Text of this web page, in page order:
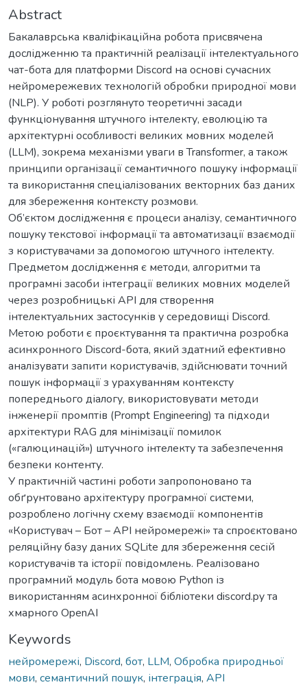
Abstract
Бакалаврська кваліфікаційна робота присвячена
дослідженню та практичній реалізації інтелектуального
чат-бота для платформи Discord на основі сучасних
нейромережевих технологій обробки природної мови
(NLP). У роботі розглянуто теоретичні засади
функціонування штучного інтелекту, еволюцію та
архітектурні особливості великих мовних моделей
(LLM), зокрема механізми уваги в Transformer, а також
принципи організації семантичного пошуку інформації
та використання спеціалізованих векторних баз даних
для збереження контексту розмови.
Об’єктом дослідження є процеси аналізу, семантичного
пошуку текстової інформації та автоматизації взаємодії
з користувачами за допомогою штучного інтелекту.
Предметом дослідження є методи, алгоритми та
програмні засоби інтеграції великих мовних моделей
через розробницькі API для створення
інтелектуальних застосунків у середовищі Discord.
Метою роботи є проєктування та практична розробка
асинхронного Discord-бота, який здатний ефективно
аналізувати запити користувачів, здійснювати точний
пошук інформації з урахуванням контексту
попереднього діалогу, використовувати методи
інженерії промптів (Prompt Engineering) та підходи
архітектури RAG для мінімізації помилок
(«галюцинацій») штучного інтелекту та забезпечення
безпеки контенту.
У практичній частині роботи запропоновано та
обґрунтовано архітектуру програмної системи,
розроблено логічну схему взаємодії компонентів
«Користувач – Бот – API нейромережі» та спроєктовано
реляційну базу даних SQLite для збереження сесій
користувачів та історії повідомлень. Реалізовано
програмний модуль бота мовою Python із
використанням асинхронної бібліотеки discord.py та
хмарного OpenAI
Keywords
нейромережі, Discord, бот, LLM, Обробка природньої
мови, семантичний пошук, інтеграція, API